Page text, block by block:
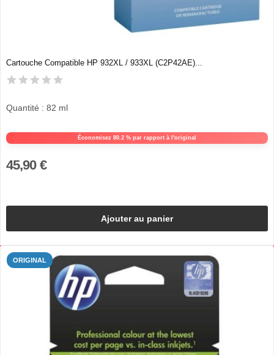
Cartouche Compatible HP 932XL / 933XL (C2P42AE)...
Économisez 80.2 % par rapport à l'original
Quantité : 82 ml
45,90 €
Ajouter au panier
ORIGINAL